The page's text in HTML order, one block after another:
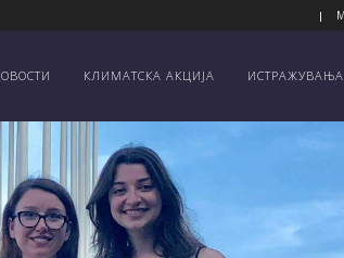
КЛИМАТСКА АКЦИЈА ИСТРАЖУВАЊА